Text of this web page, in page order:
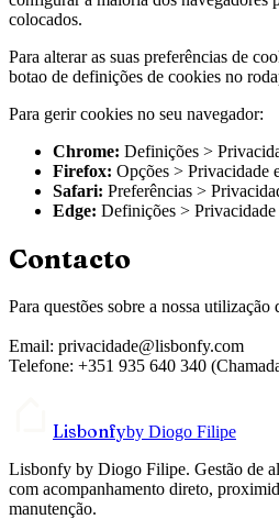
colocados.
Para alterar as suas preferências de
botao de definições de cookies no
Para gerir cookies no seu navegador:
Chrome: Definições >
Firefox: Opções > Privacidade
Safari: Preferências >
Edge: Definições >
Contacto
Para questões sobre a nossa utilização
Email: privacidade@lisbonfy.com
Telefone: +351 935 640 340
Lisbonfyby Diogo Filipe
Lisbonfy by Diogo Filipe. Gestão de
com acompanhamento direto,
manutenção.